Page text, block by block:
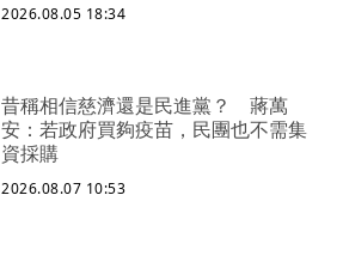
2026.08.05 18:34
昔稱相信慈濟還是民進黨？ 蔣萬
安：若政府買夠疫苗，民團也不需集
資採購
2026.08.07 10:53